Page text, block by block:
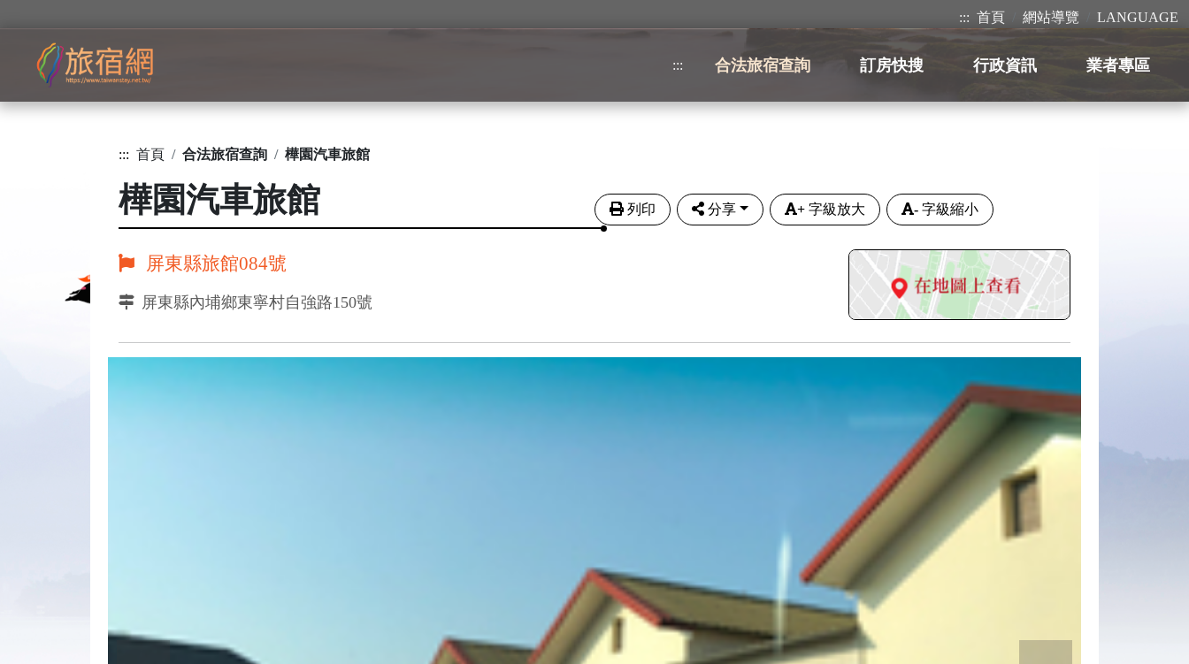
::: 首頁 網站導覽 LANGUAGE
::: 合法旅宿查詢 訂房快搜 行政資訊 業者專區
::: 首頁 合法旅宿查詢 樺園汽車旅館
樺園汽車旅館 列印 分享 + 字級放大 - 字級縮小
屏東縣旅館084號
屏東縣內埔鄉東寧村自強路150號